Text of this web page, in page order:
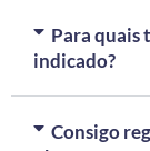
Para quais
indicado?
Consigo